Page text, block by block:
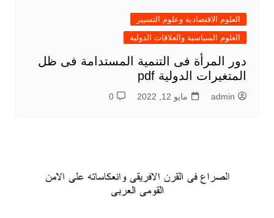
العلوم الاقتصادية وعلوم التسيير
العلوم السياسية والعلاقات الدولية
دور المرأة فى التنمية المستدامة فى ظل
المتغيرات الدولية pdf
admin مايو 12, 2022 0